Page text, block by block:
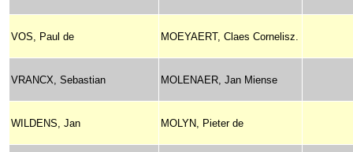
VOS, Paul de MOEYAERT, Claes Cornelisz.
VRANCX, Sebastian MOLENAER, Jan Miense
WILDENS, Jan MOLYN, Pieter de